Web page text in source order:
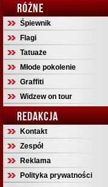
RÓŻNE
Śpiewnik
Flagi
Tatuaże
Młode pokolenie
Graffiti
Widzew on tour
REDAKCJA
Kontakt
Zespół
Reklama
Polityka prywatności